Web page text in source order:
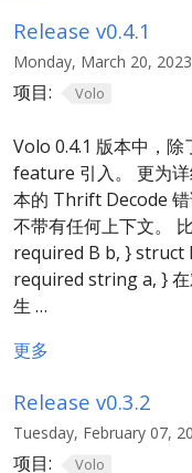
Release v0.4.1
Monday, March 20,
项目: Volo
Volo 0.4.1 版本中，
feature 引入。 更为
本的 Thrift Decode
不带有任何上下文。
required B b, } struct
required string a, } 在
生 …
更多
Release v0.3.2
Tuesday, February 07,
项目: Volo